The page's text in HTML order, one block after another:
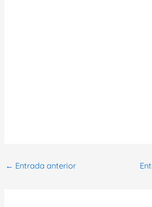
← Entrada anterior